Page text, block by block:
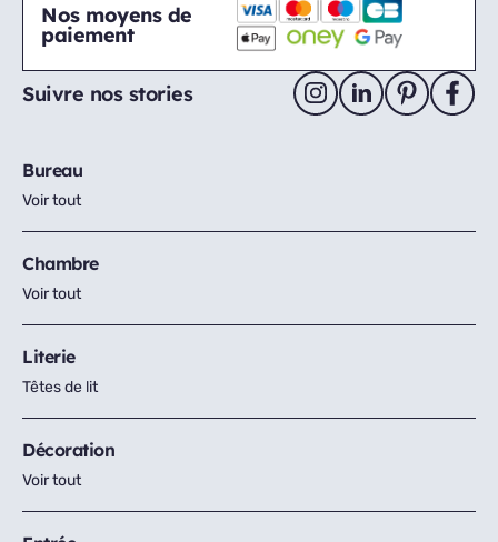
Nos moyens de
paiement
Suivre nos stories
Bureau
Voir tout
Chambre
Voir tout
Literie
Têtes de lit
Décoration
Voir tout